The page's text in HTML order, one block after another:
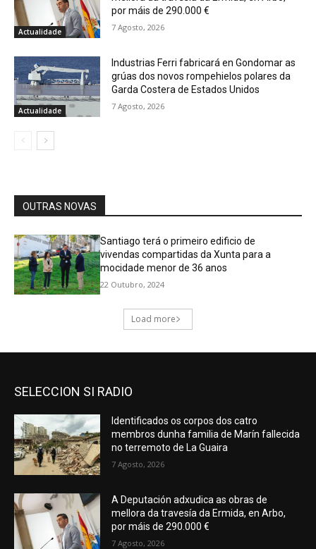
SELECCION SI RADIO
Identificados os corpos dos catro
membros dunha familia de Marín fallecida
no terremoto de La Guaira
7 Agosto, 2026
A Deputación adxudica as obras de
mellora da travesía da Ermida, en Arbo,
por máis de 290.000 €
7 Agosto, 2026